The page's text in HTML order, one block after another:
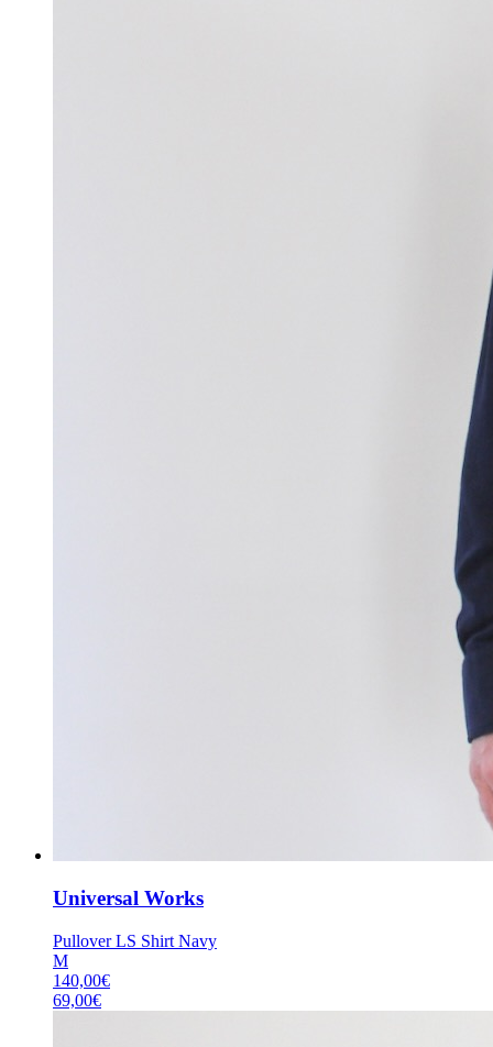
Universal Works
Pullover LS Shirt Navy
M
140,00€
69,00€